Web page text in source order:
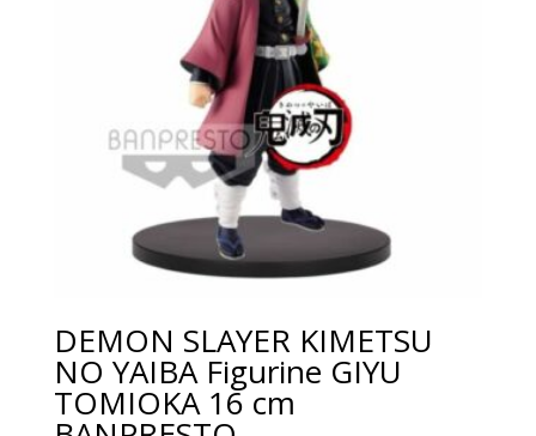
DEMON SLAYER KIMETSU
NO YAIBA Figurine GIYU
TOMIOKA 16 cm